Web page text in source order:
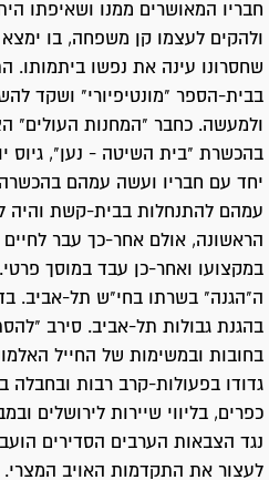
חבריו המאושרים ממנו ושאיפתו
ולהקים לעצמו קן משפחה, בו
שחסרונו עינה את נפשו ביתמותו.
בבית-הספר "מונטיפיורי" ושקד
ולמעשה. כחבר "המחנות העולים"
יחד עם חבריו ועשה עמהם
עמהם להתנחלות בבית-קשת והיה
הראשונה, אולם אחר-כך עבר
במקצועו ואחר-כן עבד במוסך
בהגנת גבולות תל-אביב. סירב
בחובות ובמשימות של החייל
גדודו בפעולות-קרב רבות ובחבלה
כפרים, בליווי שיירות לירושלים
נגד הצבאות הערבים הסדירים
לעצור את התקדמות האויב המצרי.